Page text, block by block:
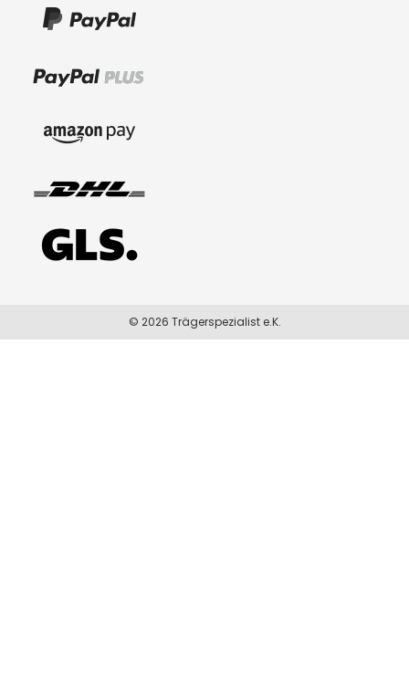
© 2026 Trägerspezialist e.K.